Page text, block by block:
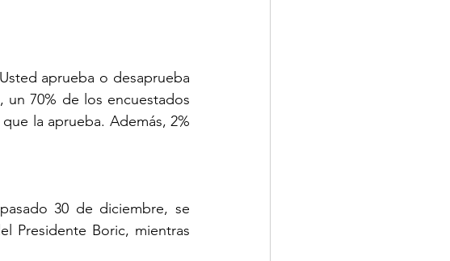
aprueba o desaprueba
70% de los encuestados
la aprueba. Además, 2%
30 de diciembre, se
Presidente Boric, mientras